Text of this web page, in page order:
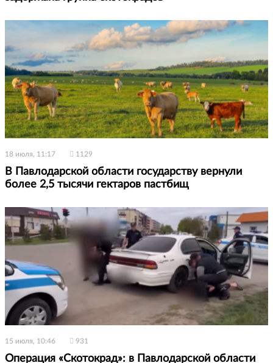
18 июля, 11:17 1129
В Павлодарской области государству вернули
более 2,5 тысячи гектаров пастбищ
15 июля, 10:46 931
Операция «Скотокрад»: в Павлодарской области